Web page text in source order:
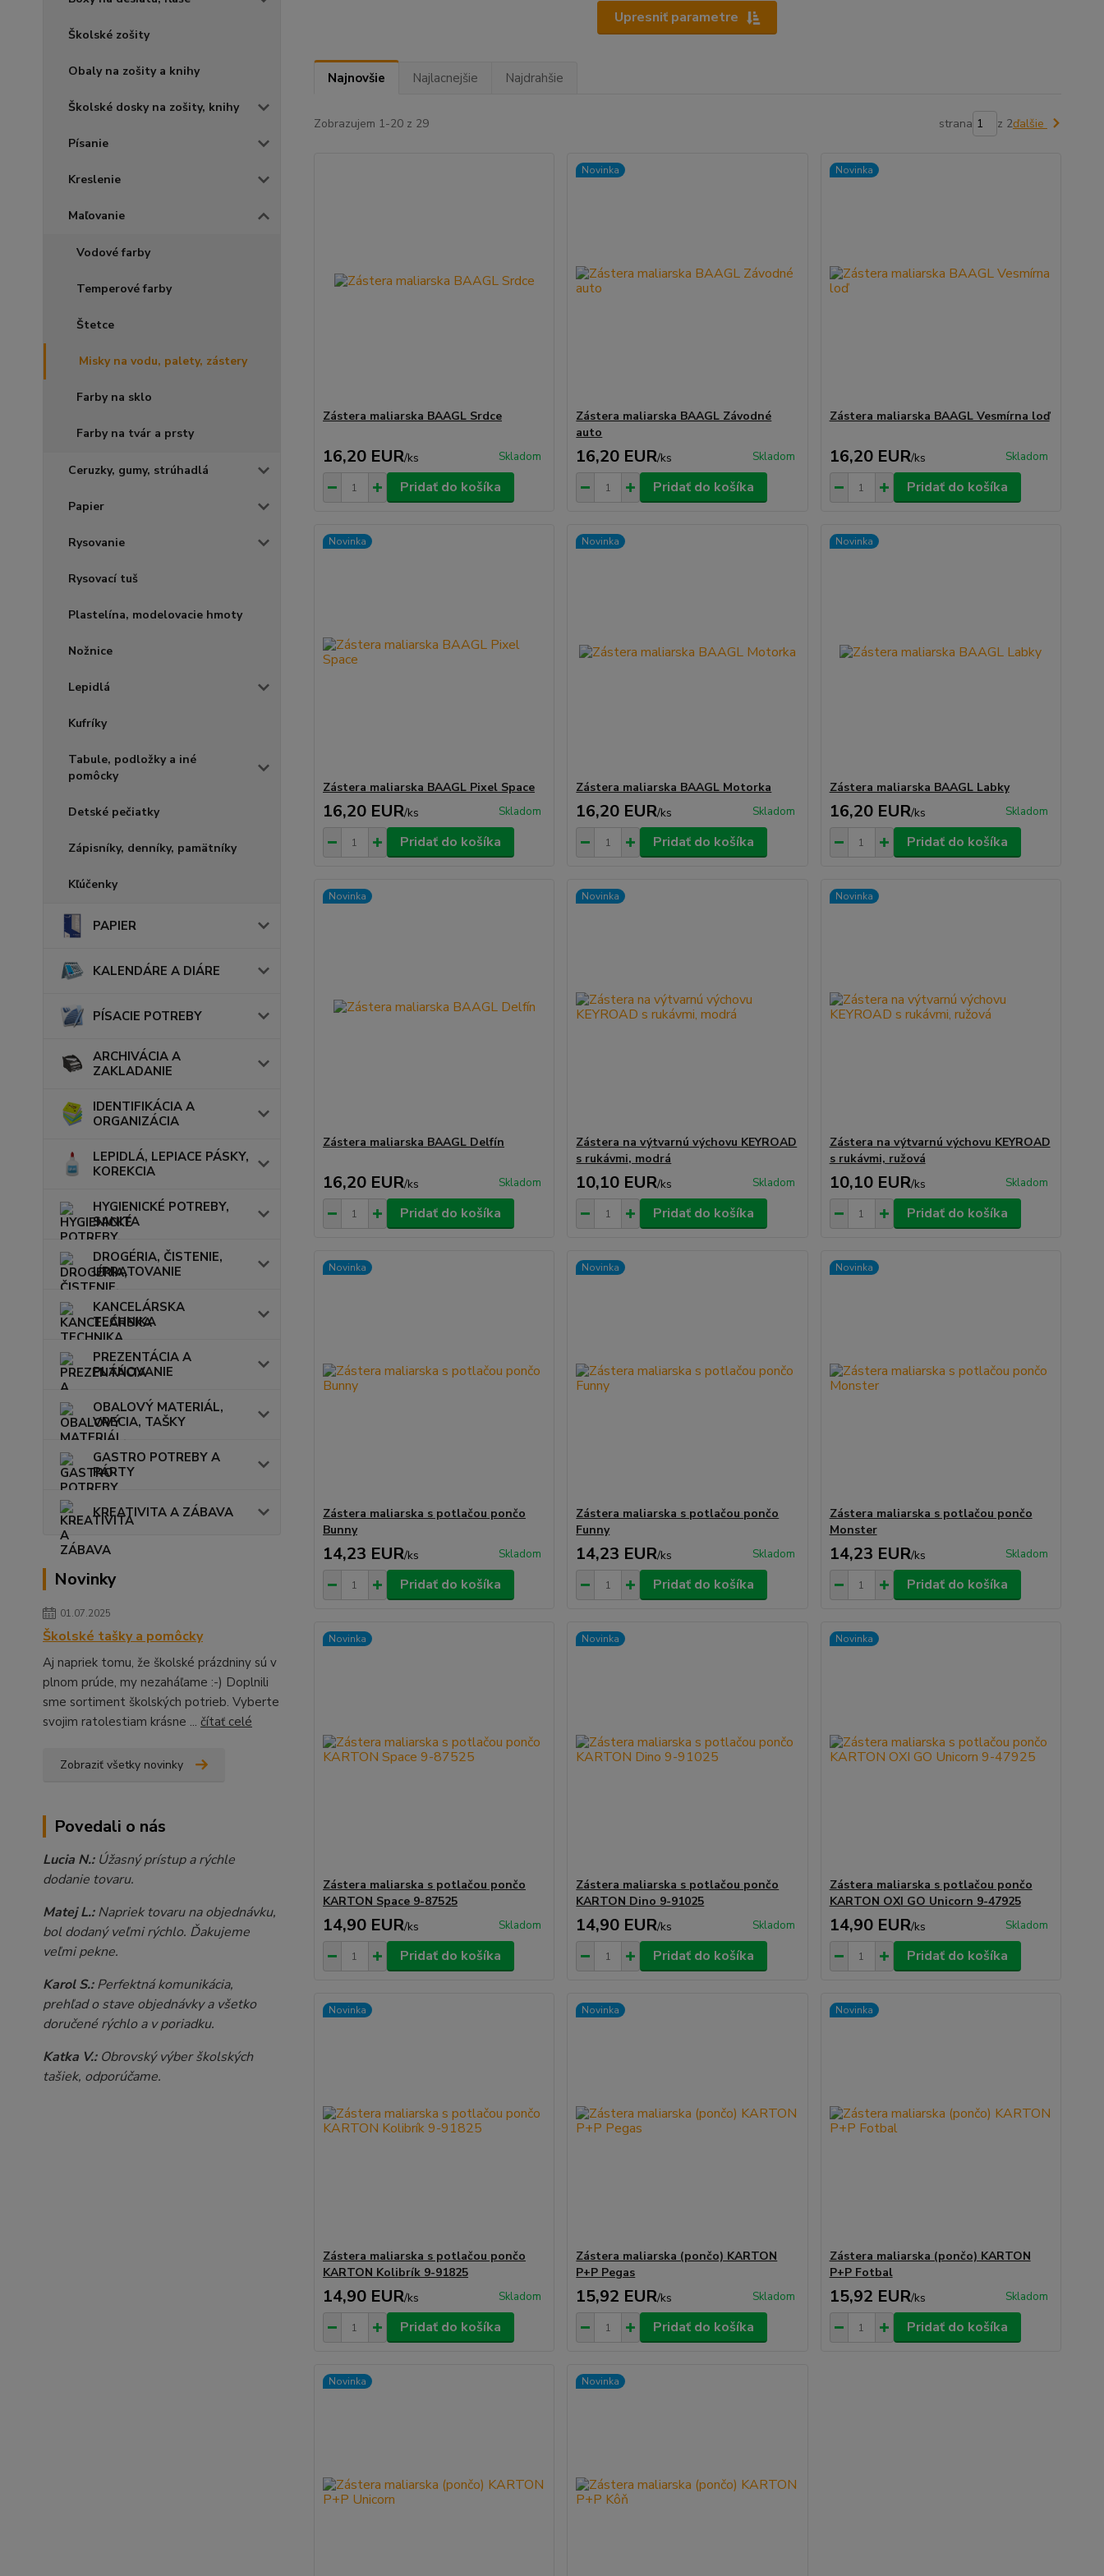
Školské zošity
Obaly na zošity a knihy
Školské dosky na zošity, knihy
Písanie
Kreslenie
Maľovanie
Vodové farby
Temperové farby
Štetce
Misky na vodu, palety, zástery
Farby na sklo
Farby na tvár a prsty
Ceruzky, gumy, strúhadlá
Papier
Rysovanie
Rysovací tuš
Plastelína, modelovacie hmoty
Nožnice
Lepidlá
Kufríky
Tabule, podložky a iné
pomôcky
Detské pečiatky
Zápisníky, denníky, pamätníky
Kľúčenky
PAPIER
KALENDÁRE A DIÁRE
PÍSACIE POTREBY
ARCHIVÁCIA A
ZAKLADANIE
IDENTIFIKÁCIA A
ORGANIZÁCIA
LEPIDLÁ, LEPIACE PÁSKY,
KOREKCIA
HYGIENICKÉ POTREBY,
SANITA
DROGÉRIA, ČISTENIE,
UPRATOVANIE
KANCELÁRSKA
TECHNIKA
PREZENTÁCIA A
PLÁNOVANIE
OBALOVÝ MATERIÁL,
VRECIA, TAŠKY
GASTRO POTREBY A
PÁRTY
KREATIVITA A ZÁBAVA
Novinky
01.07.2025
Školské tašky a pomôcky
Aj napriek tomu, že školské prázdniny sú v
plnom prúde, my nezaháľame :-) Doplnili
sme sortiment školských potrieb. Vyberte
svojim ratolestiam krásne ... čítať celé
Zobraziť všetky novinky
Povedali o nás
Lucia N.:Úžasný prístup a rýchle
dodanie tovaru.
Matej L.:Napriek tovaru na objednávku,
bol dodaný veľmi rýchlo. Ďakujeme
veľmi pekne.
Karol S.:Perfektná komunikácia,
prehľad o stave objednávky a všetko
doručené rýchlo a v poriadku.
Katka V.: Obrovský výber školských
tašiek, odporúčame.
Upresniť parametre
Najnovšie Najlacnejšie Najdrahšie
Zobrazujem 1-20 z 29 strana z 2ďalšie
Zástera maliarska BAAGL Srdce
16,20 EUR/ks Skladom
Pridať do košíka
Novinka
Zástera maliarska BAAGL Závodné
auto
16,20 EUR/ks Skladom
Pridať do košíka
Novinka
Zástera maliarska BAAGL Vesmírna loď
16,20 EUR/ks Skladom
Pridať do košíka
Novinka
Zástera maliarska BAAGL Pixel Space
16,20 EUR/ks Skladom
Pridať do košíka
Novinka
Zástera maliarska BAAGL Motorka
16,20 EUR/ks Skladom
Pridať do košíka
Novinka
Zástera maliarska BAAGL Labky
16,20 EUR/ks Skladom
Pridať do košíka
Novinka
Zástera maliarska BAAGL Delfín
16,20 EUR/ks Skladom
Pridať do košíka
Novinka
Zástera na výtvarnú výchovu KEYROAD
s rukávmi, modrá
10,10 EUR/ks Skladom
Pridať do košíka
Novinka
Zástera na výtvarnú výchovu KEYROAD
s rukávmi, ružová
10,10 EUR/ks Skladom
Pridať do košíka
Novinka
Zástera maliarska s potlačou pončo
Bunny
14,23 EUR/ks Skladom
Pridať do košíka
Novinka
Zástera maliarska s potlačou pončo
Funny
14,23 EUR/ks Skladom
Pridať do košíka
Novinka
Zástera maliarska s potlačou pončo
Monster
14,23 EUR/ks Skladom
Pridať do košíka
Novinka
Zástera maliarska s potlačou pončo
KARTON Space 9-87525
14,90 EUR/ks Skladom
Pridať do košíka
Novinka
Zástera maliarska s potlačou pončo
KARTON Dino 9-91025
14,90 EUR/ks Skladom
Pridať do košíka
Novinka
Zástera maliarska s potlačou pončo
KARTON OXI GO Unicorn 9-47925
14,90 EUR/ks Skladom
Pridať do košíka
Novinka
Zástera maliarska s potlačou pončo
KARTON Kolibrík 9-91825
14,90 EUR/ks Skladom
Pridať do košíka
Novinka
Zástera maliarska (pončo) KARTON
P+P Pegas
15,92 EUR/ks Skladom
Pridať do košíka
Novinka
Zástera maliarska (pončo) KARTON
P+P Fotbal
15,92 EUR/ks Skladom
Pridať do košíka
Novinka Novinka